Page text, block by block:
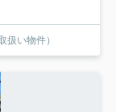
い物件）